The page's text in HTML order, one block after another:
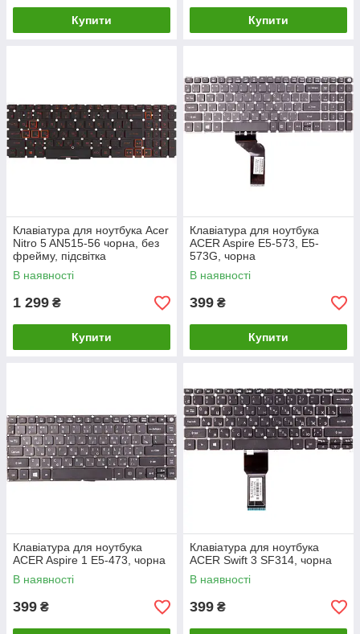
Купити Купити
Клавіатура для ноутбука Acer
Nitro 5 AN515-56 чорна, без
фрейму, підсвітка
В наявності
1 299 ₴
Купити
Клавіатура для ноутбука
ACER Aspire E5-573, E5-
573G, чорна
В наявності
399 ₴
Купити
Клавіатура для ноутбука
ACER Aspire 1 E5-473, чорна
В наявності
399 ₴
Клавіатура для ноутбука
ACER Swift 3 SF314, чорна
В наявності
399 ₴